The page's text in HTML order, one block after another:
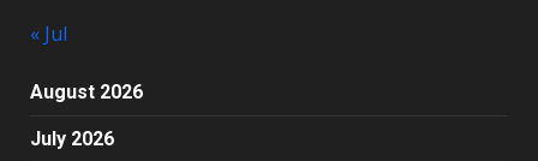
« Jul
August 2026
July 2026